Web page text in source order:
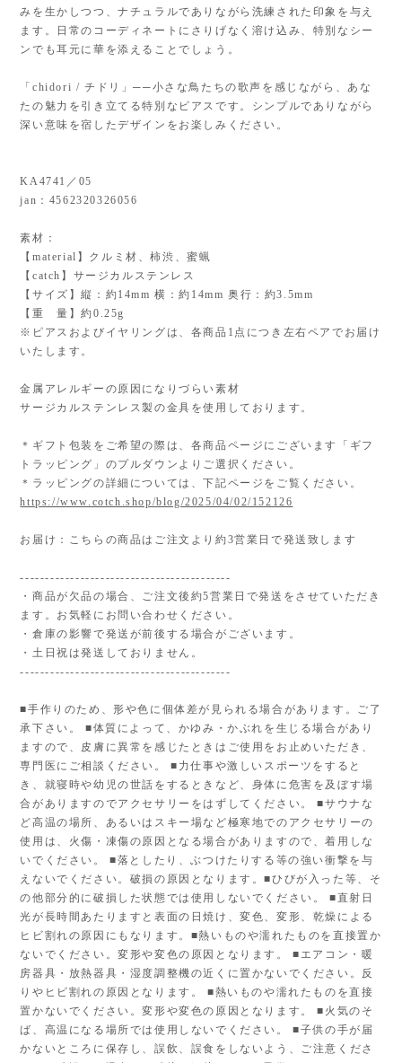
みを生かしつつ、ナチュラルでありながら洗練された印象を与え
ます。日常のコーディネートにさりげなく溶け込み、特別なシー
ンでも耳元に華を添えることでしょう。
「chidori / チドリ」──小さな鳥たちの歌声を感じながら、あな
たの魅力を引き立てる特別なピアスです。シンプルでありながら
深い意味を宿したデザインをお楽しみください。
KA4741／05
jan：4562320326056
素材：
【material】クルミ材、柿渋、蜜蝋
【catch】サージカルステンレス
【サイズ】縦：約14mm 横：約14mm 奥行：約3.5mm
【重 量】約0.25g
※ピアスおよびイヤリングは、各商品1点につき左右ペアでお届け
いたします。
金属アレルギーの原因になりづらい素材
サージカルステンレス製の金具を使用しております。
＊ギフト包装をご希望の際は、各商品ページにございます「ギフ
トラッピング」のプルダウンよりご選択ください。
＊ラッピングの詳細については、下記ページをご覧ください。
https://www.cotch.shop/blog/2025/04/02/152126
お届け：こちらの商品はご注文より約3営業日で発送致します
------------------------------------------
・商品が欠品の場合、ご注文後約5営業日で発送をさせていただき
ます。お気軽にお問い合わせください。
・倉庫の影響で発送が前後する場合がございます。
・土日祝は発送しておりません。
------------------------------------------
■手作りのため、形や色に個体差が見られる場合があります。ご了
承下さい。 ■体質によって、かゆみ・かぶれを生じる場合があり
ますので、皮膚に異常を感じたときはご使用をお止めいただき、
専門医にご相談ください。 ■力仕事や激しいスポーツをすると
き、就寝時や幼児の世話をするときなど、身体に危害を及ぼす場
合がありますのでアクセサリーをはずしてください。 ■サウナな
ど高温の場所、あるいはスキー場など極寒地でのアクセサリーの
使用は、火傷・凍傷の原因となる場合がありますので、着用しな
いでください。 ■落としたり、ぶつけたりする等の強い衝撃を与
えないでください。破損の原因となります。■ひびが入った等、そ
の他部分的に破損した状態では使用しないでください。 ■直射日
光が長時間あたりますと表面の日焼け、変色、変形、乾燥による
ヒビ割れの原因にもなります。■熱いものや濡れたものを直接置か
ないでください。変形や変色の原因となります。 ■エアコン・暖
房器具・放熱器具・湿度調整機の近くに置かないでください。反
りやヒビ割れの原因となります。 ■熱いものや濡れたものを直接
置かないでください。変形や変色の原因となります。 ■火気のそ
ば、高温になる場所では使用しないでください。 ■子供の手が届
かないところに保存し、誤飲、誤食をしないよう、ご注意くださ